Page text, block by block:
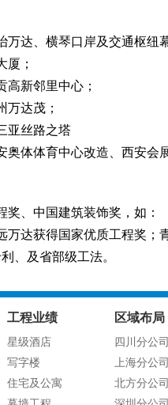
达、横琴口岸及交通枢纽
；
新邻里中心；
达茂；
丝路之塔
体育中心改造、西安会展
、中国建筑装饰奖，如：
达获得国家优质工程奖；
、及省部级工法。
工程业绩
星级酒店
写字楼
住宅及公寓
区域布局
四川分公司
上海分公司
北方分公司